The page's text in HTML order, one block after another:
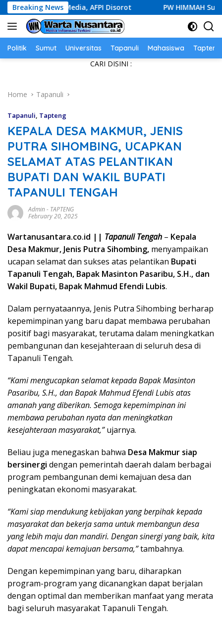
Skip
to
content
Breaking News
Media, AFPI Disorot PW HIMMAH Sumut Minta Rico
Politik Sumut Universitas Tapanuli Mahasiswa Tapteng
CARI DISINI :
Home Tapanuli
Tapanuli, Tapteng
KEPALA DESA MAKMUR, JENIS
PUTRA SIHOMBING, UCAPKAN
SELAMAT ATAS PELANTIKAN
BUPATI DAN WAKIL BUPATI
TAPANULI TENGAH
Admin- TAPTENG
February 20, 2025
Wartanusantara.co.id || Tapanuli Tengah – Kepala
Desa Makmur, Jenis Putra Sihombing, menyampaikan
ucapan selamat dan sukses atas pelantikan Bupati
Tapanuli Tengah, Bapak Masinton Pasaribu, S.H., dan
Wakil Bupati, Bapak Mahmud Efendi Lubis.
Dalam pernyataannya, Jenis Putra Sihombing berharap
kepemimpinan yang baru dapat membawa perubahan
positif bagi masyarakat, terutama dalam meningkatkan
pembangunan dan kesejahteraan di seluruh desa di
Tapanuli Tengah.
“Kami mengucapkan selamat kepada Bapak Masinton
Pasaribu, S.H., dan Bapak Mahmud Efendi Lubis atas
amanah yang diberikan. Semoga kepemimpinan ini
membawa perubahan nyata dan meningkatkan
kesejahteraan masyarakat,”ujarnya.
Beliau juga menegaskan bahwa Desa Makmur siap
bersinergi dengan pemerintah daerah dalam berbagai
program pembangunan demi kemajuan desa dan
peningkatan ekonomi masyarakat.
“Kami siap mendukung kebijakan yang berpihak kepada
masyarakat dan bekerja sama untuk membangun desa
yang lebih maju dan mandiri. Dengan sinergi yang baik, kita
dapat mencapai kemajuan bersama,”tambahnya.
Dengan kepemimpinan yang baru, diharapkan
program-program yang dicanangkan dapat berjalan
dengan optimal dan memberikan manfaat yang merata
bagi seluruh masyarakat Tapanuli Tengah.